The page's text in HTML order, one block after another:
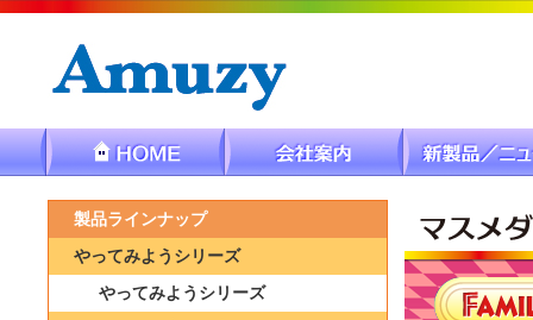
製品ラインナップ
やってみようシリーズ
やってみようシリーズ